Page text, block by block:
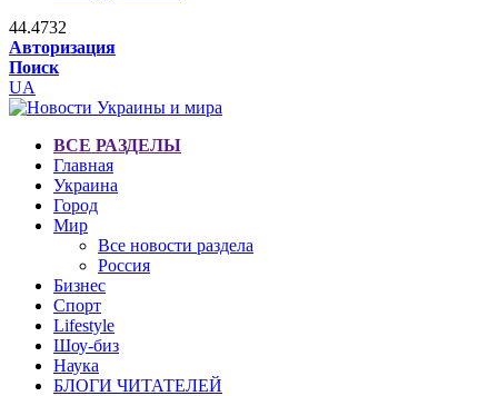
44.4732
Авторизация
Поиск
UA
ВСЕ РАЗДЕЛЫ
Главная
Украина
Город
Мир
Все новости раздела
Россия
Бизнес
Спорт
Lifestyle
Шоу-биз
Наука
БЛОГИ ЧИТАТЕЛЕЙ